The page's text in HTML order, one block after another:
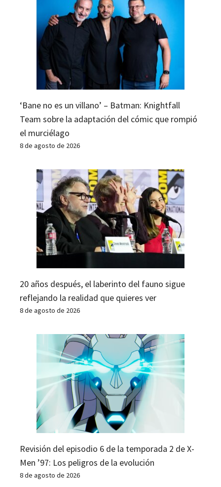
‘Bane no es un villano’ – Batman: Knightfall
Team sobre la adaptación del cómic que rompió
el murciélago
8 de agosto de 2026
20 años después, el laberinto del fauno sigue
reflejando la realidad que quieres ver
8 de agosto de 2026
Revisión del episodio 6 de la temporada 2 de X-
Men ’97: Los peligros de la evolución
8 de agosto de 2026